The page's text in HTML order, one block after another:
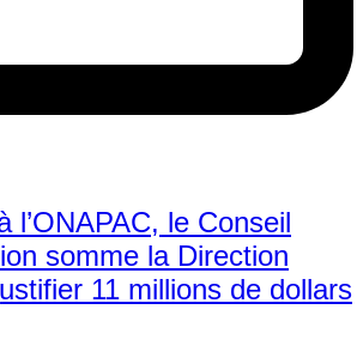
l’ONAPAC, le Conseil
somme la Direction
11 millions de dollars